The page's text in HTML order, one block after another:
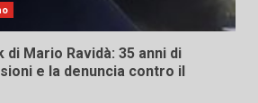
di Mario Ravidà: 35 anni di
e la denuncia contro il